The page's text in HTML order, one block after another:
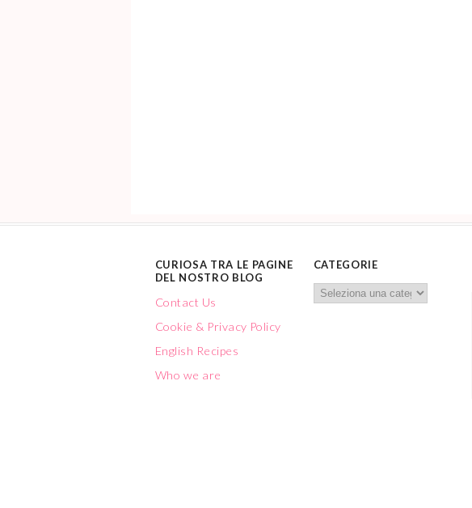
CURIOSA TRA LE PAGINE
DEL NOSTRO BLOG
Contact Us
Cookie & Privacy Policy
English Recipes
Who we are
CATEGORIE